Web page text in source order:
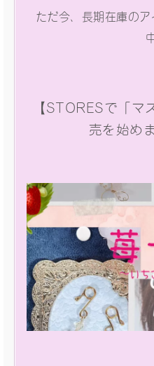
ただ今、長期在庫の
【STORESで「マ
売を始め